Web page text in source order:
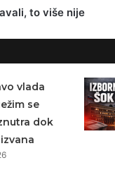
to više nije
vlada
se
dok